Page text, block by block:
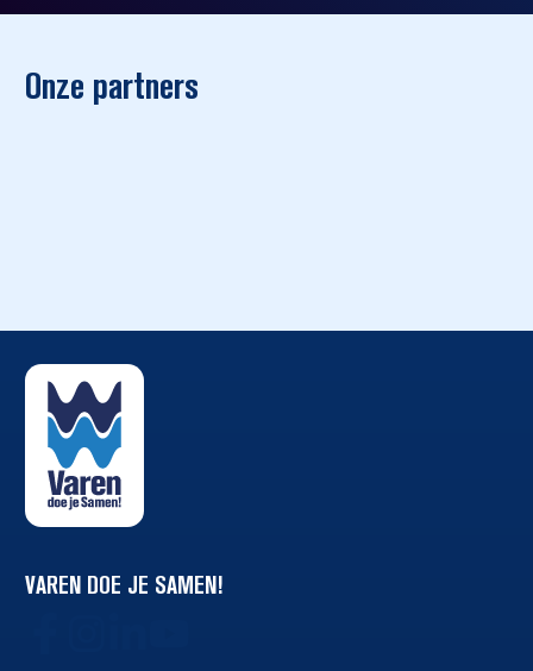
Onze partners
VAREN DOE JE SAMEN!